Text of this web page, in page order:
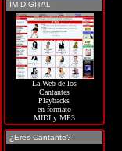
IM DIGITAL
La Web de los
Cantantes
Playbacks
en formato
MIDI y MP3
¿Eres Cantante?